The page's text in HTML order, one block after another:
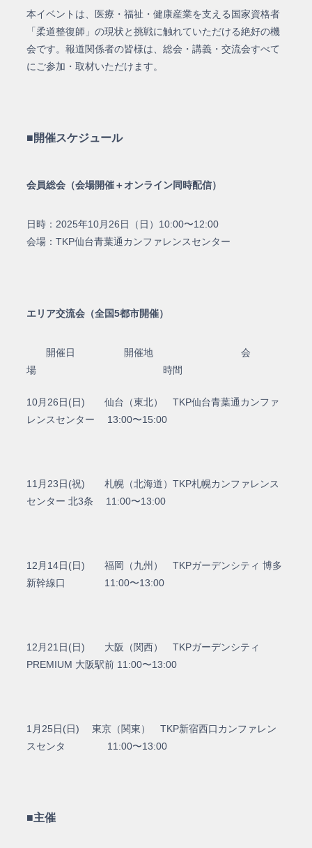
本イベントは、医療・福祉・健康産業を支える国家資格者
「柔道整復師」の現状と挑戦に触れていただける絶好の機
会です。報道関係者の皆様は、総会・講義・交流会すべて
にご参加・取材いただけます。
■開催スケジュール
会員総会（会場開催＋オンライン同時配信）
日時：2025年10月26日（日）10:00〜12:00
会場：TKP仙台青葉通カンファレンスセンター
エリア交流会（全国5都市開催）
開催日 開催地 会
場 時間
10月26日(日) 仙台（東北） TKP仙台青葉通カンファ
レンスセンター 13:00〜15:00
11月23日(祝) 札幌（北海道）TKP札幌カンファレンス
センター 北3条 11:00〜13:00
12月14日(日) 福岡（九州） TKPガーデンシティ 博多
新幹線口 11:00〜13:00
12月21日(日) 大阪（関西） TKPガーデンシティ
PREMIUM 大阪駅前 11:00〜13:00
1月25日(日) 東京（関東） TKP新宿西口カンファレン
スセンタ 11:00〜13:00
■主催